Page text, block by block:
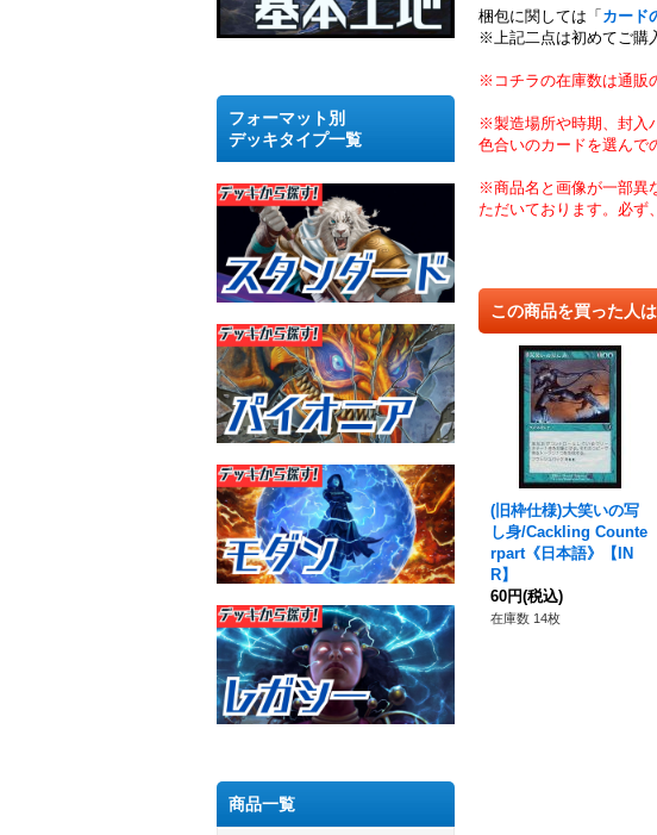
フォーマット別
デッキタイプ一覧
商品一覧
梱包に関しては「 カード
※上記二点は初めてご購
※コチラの在庫数は通販
※製造場所や時期、封入
色合いのカードを選んで
※商品名と画像が一部異
ただいております。必ず
この商品を買った人
(旧枠仕様)大笑いの写
し身/Cackling Counte
rpart《日本語》【IN
R】
60円(税込)
在庫数 14枚